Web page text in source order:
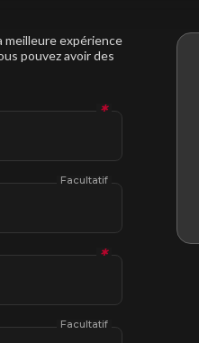
meilleure expérience
pouvez avoir des
✱
Facultatif
✱
Facultatif